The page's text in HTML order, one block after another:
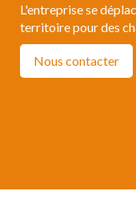
L'entreprise se
territoire pour des
Nous contacter